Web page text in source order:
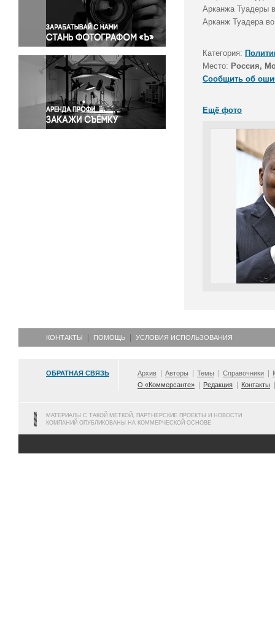
Правосудие
Происшествия и конфликты
Религия
Светская жизнь
Спорт
Экология
Экономика и бизнес
Арканжа Туадеры
Арканж Туадера
Категория:
Место: Россия,
Сообщить об
Ещё фото
КОНТАКТЫ ПОМОЩЬ УСЛОВИЯ ИСПОЛЬЗОВАНИЯ
ОБРАТНАЯ СВЯЗЬ Архив Авторы Темы Справочники
О «Коммерсанте»
Редакция Контакты
МАТЕРИАЛЫ С ТАКОЙ МЕТКОЙ, ПАРТНЕРСКИЕ ПРОЕКТЫ И НОВОСТИ
КОМПАНИЙ ОПУБЛИКОВАНЫ НА КОММЕРЧЕСКОЙ ОСНОВЕ